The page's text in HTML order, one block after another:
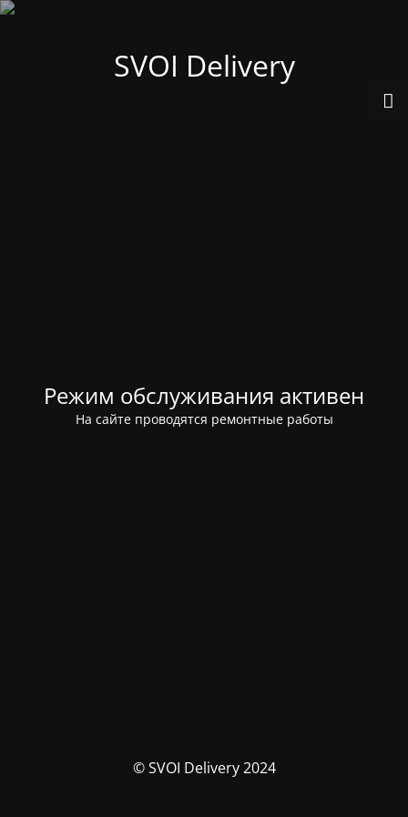
SVOI Delivery
Режим обслуживания активен
На сайте проводятся ремонтные работы
© SVOI Delivery 2024